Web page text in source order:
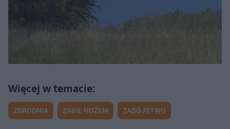
ZBRODNIA ZABIŁ NOŻEM ZABÓJSTWO